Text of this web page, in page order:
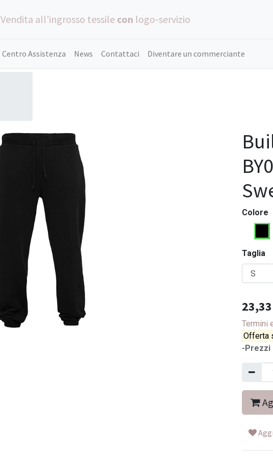
Vendita all'ingrosso tessile con logo-servizio
Centro Assistenza News Contattaci Diventare un commerciante
Colore
Taglia
23,33
Termini
Offerta
-Prezzi